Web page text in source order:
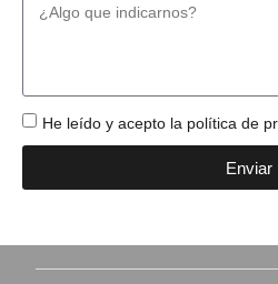
He leído y acepto la política de
Enviar